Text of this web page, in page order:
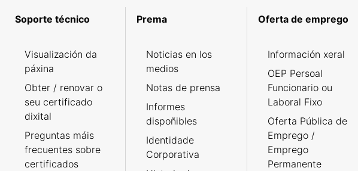
Soporte técnico
Visualización da
páxina
Obter / renovar o
seu certificado
dixital
Preguntas máis
frecuentes sobre
certificados
Prema
Noticias en los
medios
Notas de prensa
Informes
dispoñibles
Identidade
Corporativa
Oferta de emprego
Información xeral
OEP Persoal
Funcionario ou
Laboral Fixo
Oferta Pública de
Emprego /
Emprego
Permanente